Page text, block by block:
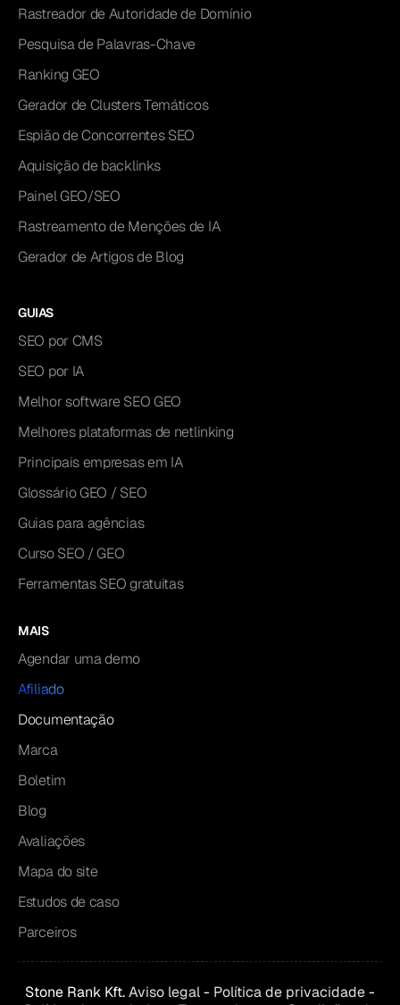
Rastreador de Autoridade de Domínio
Pesquisa de Palavras-Chave
Ranking GEO
Gerador de Clusters Temáticos
Espião de Concorrentes SEO
Aquisição de backlinks
Painel GEO/SEO
Rastreamento de Menções de IA
Gerador de Artigos de Blog
GUIAS
SEO por CMS
SEO por IA
Melhor software SEO GEO
Melhores plataformas de netlinking
Principais empresas em IA
Glossário GEO / SEO
Guias para agências
Curso SEO / GEO
Ferramentas SEO gratuitas
MAIS
Agendar uma demo
Afiliado
Documentação
Marca
Boletim
Blog
Avaliações
Mapa do site
Estudos de caso
Parceiros
Stone Rank Kft.Aviso legal- Política de privacidade-